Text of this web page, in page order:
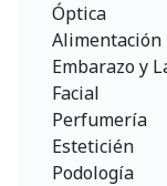
Óptica
Embarazo y
Facial
Perfumería
Esteticién
Podología